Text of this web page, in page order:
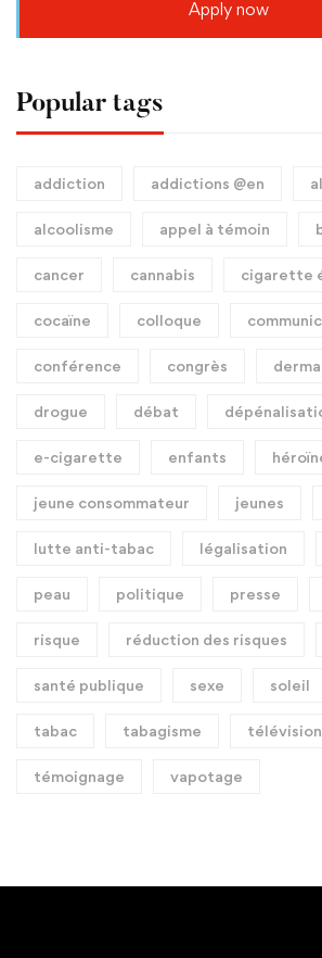
Apply now
Popular tags
addiction addictions @en
alcoolisme appel à témoin
cancer cannabis cigarette
cocaïne colloque
conférence congrès
drogue débat
e-cigarette enfants
jeune consommateur jeunes
lutte anti-tabac légalisation
peau politique presse
risque réduction des risques
santé publique sexe soleil
tabac tabagisme télévision
témoignage vapotage